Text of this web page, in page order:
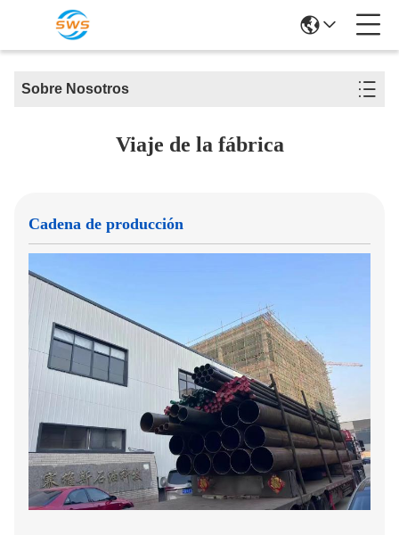
Sobre Nosotros
Viaje de la fábrica
Cadena de producción